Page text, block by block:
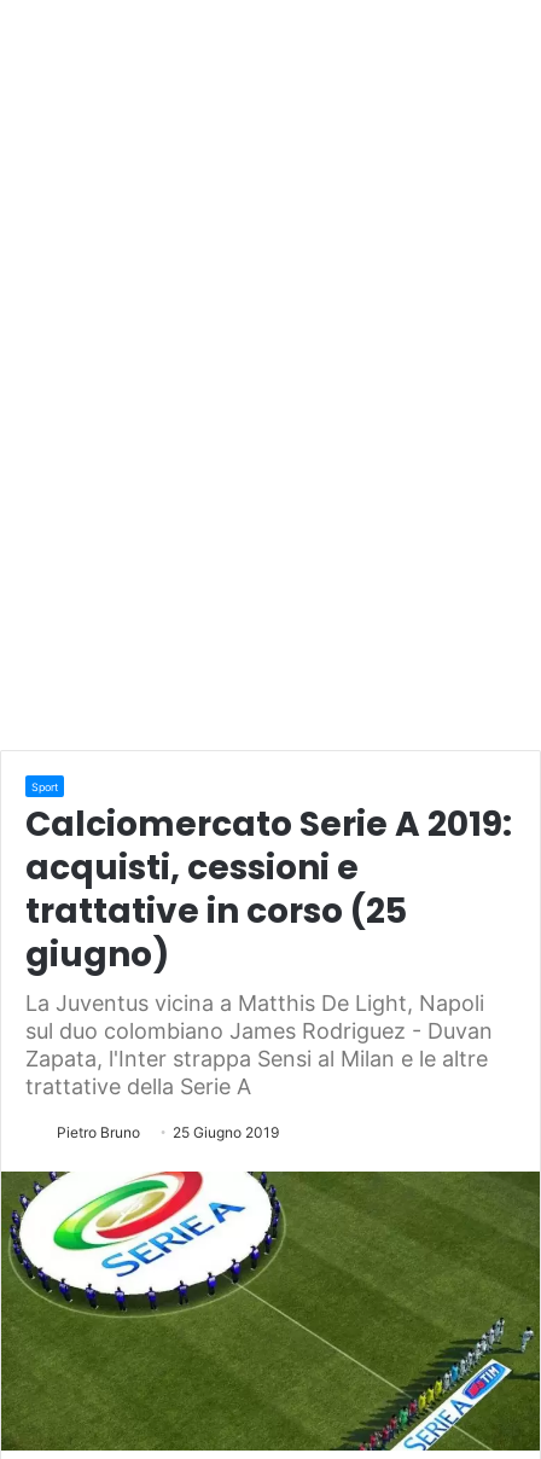
Sport
Calciomercato Serie A 2019:
acquisti, cessioni e
trattative in corso (25
giugno)
La Juventus vicina a Matthis De Light, Napoli
sul duo colombiano James Rodriguez - Duvan
Zapata, l'Inter strappa Sensi al Milan e le altre
trattative della Serie A
Pietro Bruno 25 Giugno 2019